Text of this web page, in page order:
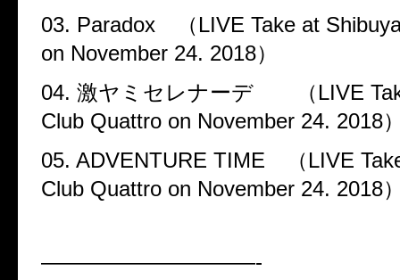
03. Paradox （LIVE Take at
on November 24. 2018）
04. 激ヤミセレナーデ （LIVE
Club Quattro on November 24. 2018
05. ADVENTURE TIME （LIVE
Club Quattro on November 24. 2018
——————————-